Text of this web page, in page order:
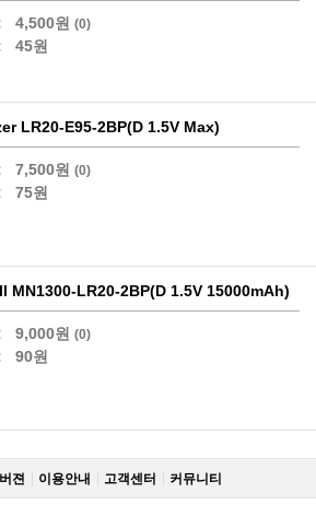
4,500원 (0)
45원
LR20-E95-2BP(D 1.5V Max)
7,500원 (0)
75원
MN1300-LR20-2BP(D 1.5V 15000mAh)
9,000원 (0)
90원
젼 이용안내 고객센터 커뮤니티